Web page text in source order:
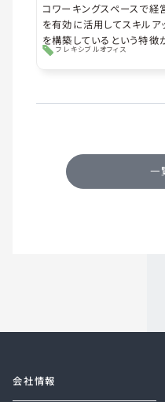
コワーキングスペースで
を有効に活用してスキルア
を構築しているという特徴
フレキシブルオフィス
一
会社情報